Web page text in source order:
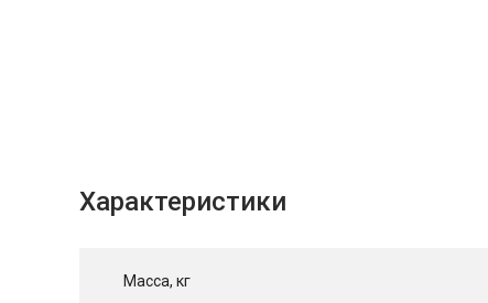
Характеристики
Масса, кг